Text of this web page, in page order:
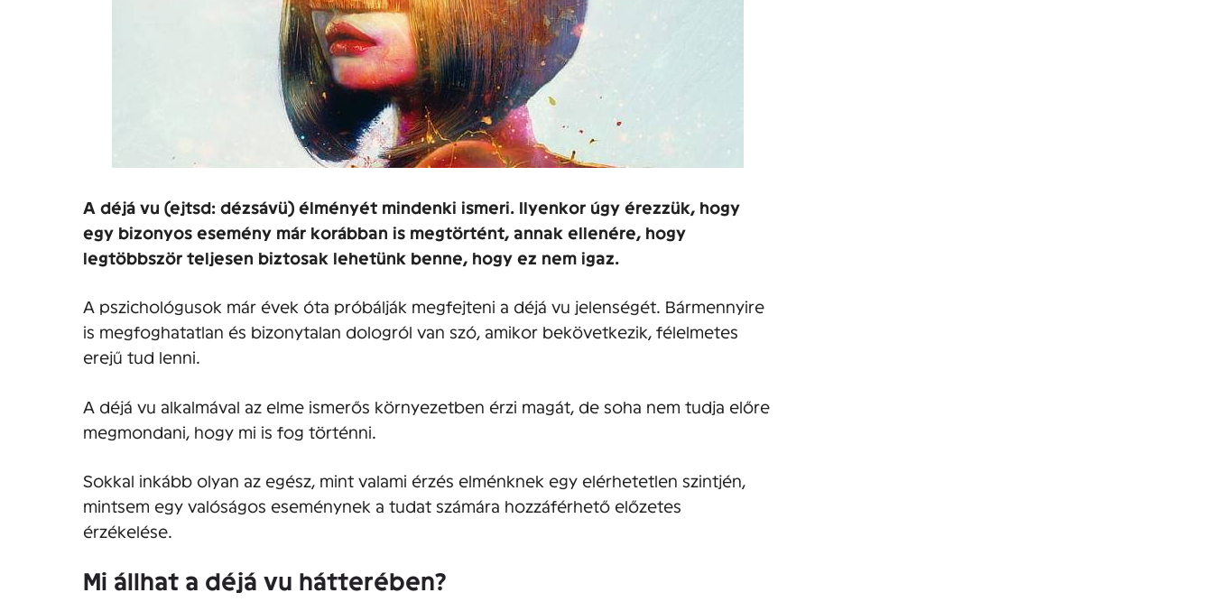
A déjá vu (ejtsd: dézsávü) élményét mindenki ismeri. Ilyenkor úgy érezzük, hogy
egy bizonyos esemény már korábban is megtörtént, annak ellenére, hogy
legtöbbször teljesen biztosak lehetünk benne, hogy ez nem igaz.
A pszichológusok már évek óta próbálják megfejteni a déjá vu jelenségét. Bármennyire
is megfoghatatlan és bizonytalan dologról van szó, amikor bekövetkezik, félelmetes
erejű tud lenni.
A déjá vu alkalmával az elme ismerős környezetben érzi magát, de soha nem tudja előre
megmondani, hogy mi is fog történni.
Sokkal inkább olyan az egész, mint valami érzés elménknek egy elérhetetlen szintjén,
mintsem egy valóságos eseménynek a tudat számára hozzáférhető előzetes
érzékelése.
Mi állhat a déjá vu hátterében?